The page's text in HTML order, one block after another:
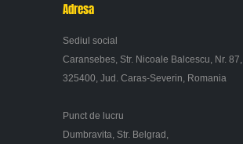
Adresa
Sediul social
Caransebes, Str. Nicoale Balcescu, Nr. 87,
325400, Jud. Caras-Severin, Romania
Punct de lucru
Dumbravita, Str. Belgrad,